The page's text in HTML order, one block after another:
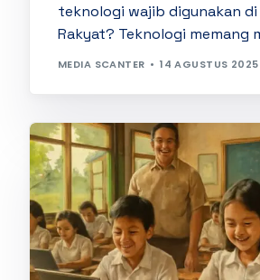
teknologi wajib digunakan di
Rakyat? Teknologi memang
MEDIA SCANTER 14 AGUSTUS 2025